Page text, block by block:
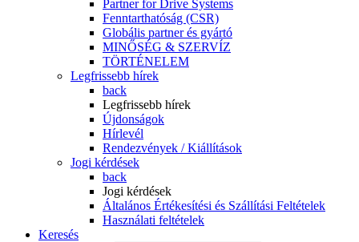
Partner for Drive Systems
Fenntarthatóság (CSR)
Globális partner és gyártó
MINŐSÉG & SZERVÍZ
TÖRTÉNELEM
Legfrissebb hírek
back
Legfrissebb hírek
Újdonságok
Hírlevél
Rendezvények / Kiállítások
Jogi kérdések
back
Jogi kérdések
Általános Értékesítési és Szállítási Feltételek
Használati feltételek
Keresés